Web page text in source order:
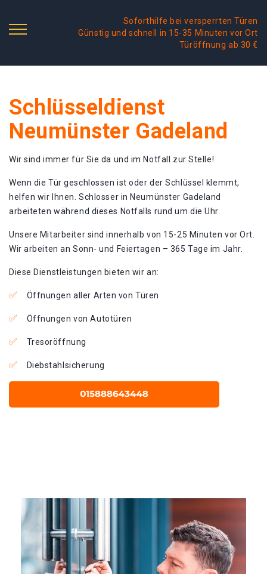
Soforthilfe bei versperrten Türen
Günstig und schnell in 15-35 Minuten vor Ort
Türöffnung ab 30 €
Schlüsseldienst
Neumünster Gadeland
Wir sind immer für Sie da und im Notfall zur Stelle!
Wenn die Tür geschlossen ist oder der Schlüssel klemmt,
helfen wir Ihnen. Schlosser in Neumünster Gadeland
arbeiteten während dieses Notfalls rund um die Uhr.
Unsere Mitarbeiter sind innerhalb von 15-25 Minuten vor Ort.
Wir arbeiten an Sonn- und Feiertagen – 365 Tage im Jahr.
Diese Dienstleistungen bieten wir an:
Öffnungen aller Arten von Türen
Öffnungen von Autotüren
Tresoröffnung
Diebstahlsicherung